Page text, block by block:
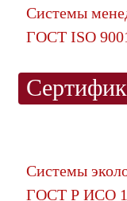
Системы
ГОСТ ISO
Системы
ГОСТ Р ИСО